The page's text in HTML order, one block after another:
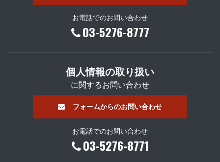
お電話でのお問い合わせ
03-5276-8777
個人情報の取り扱い
に関するお問い合わせ
フォームからのお問い合わせ
お電話でのお問い合わせ
03-5276-8771